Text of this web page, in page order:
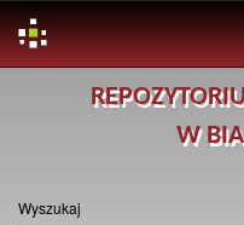
W
Wyszukaj